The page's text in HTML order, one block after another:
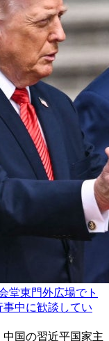
堂東門外広場でト
中に歓談してい
中国の習近平国家主